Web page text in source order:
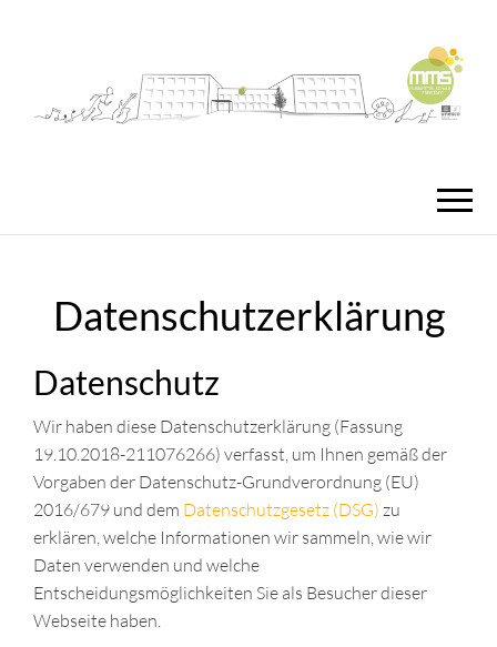
Datenschutzerklärung
Datenschutz
Wir haben diese Datenschutzerklärung (Fassung
19.10.2018-211076266) verfasst, um Ihnen gemäß der
Vorgaben der Datenschutz-Grundverordnung (EU)
2016/679 und dem Datenschutzgesetz (DSG) zu
erklären, welche Informationen wir sammeln, wie wir
Daten verwenden und welche
Entscheidungsmöglichkeiten Sie als Besucher dieser
Webseite haben.